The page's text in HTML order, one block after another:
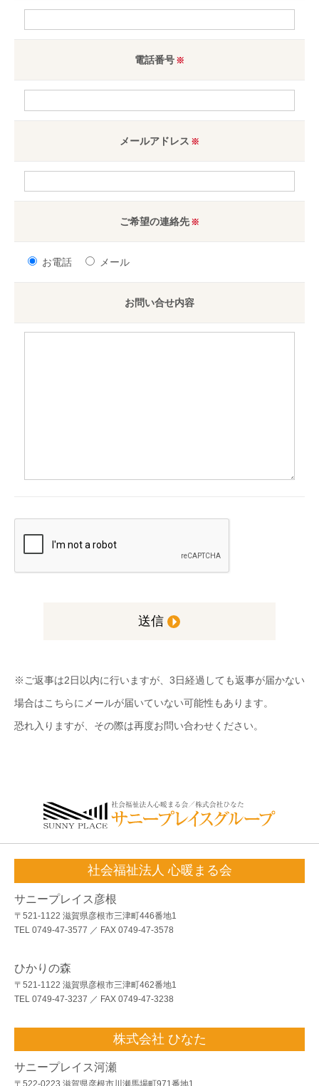
電話番号
メールアドレス
ご希望の連絡先
お電話 メール
お問い合せ内容
送信
※ご返事は2日以内に行いますが、3日経過しても返事が届かない
場合はこちらにメールが届いていない可能性もあります。
恐れ入りますが、その際は再度お問い合わせください。
社会福祉法人 心暖まる会
サニープレイス彦根
〒521-1122 滋賀県彦根市三津町446番地1
TEL 0749-47-3577 ／ FAX 0749-47-3578
ひかりの森
〒521-1122 滋賀県彦根市三津町462番地1
TEL 0749-47-3237 ／ FAX 0749-47-3238
株式会社 ひなた
サニープレイス河瀬